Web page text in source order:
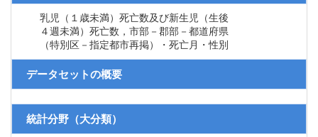
乳児（１歳未満）死亡数及び新生児（生後
４週未満）死亡数，市部－郡部－都道府県
（特別区－指定都市再掲）・死亡月・性別
データセットの概要
統計分野（大分類）